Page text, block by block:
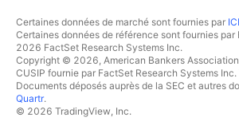
Certaines données de marché sont fournies par
Certaines données de référence sont fournies
2026 FactSet Research Systems Inc.
Copyright © 2026, American Bankers
CUSIP fournie par FactSet Research Systems
Documents déposés auprès de la SEC et autres
Quartr.
© 2026 TradingView, Inc.